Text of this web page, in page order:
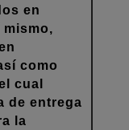
en
como
cual
de entrega
la